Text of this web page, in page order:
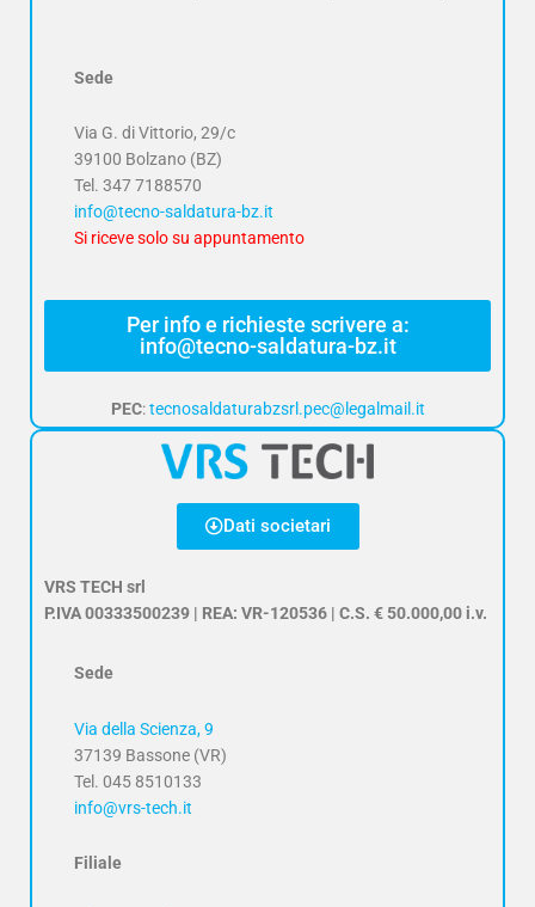
Sede
Via G. di Vittorio, 29/c
39100 Bolzano (BZ)
Tel. 347 7188570
info@tecno-saldatura-bz.it
Si riceve solo su appuntamento
Per info e richieste scrivere a:
info@tecno-saldatura-bz.it
PEC:tecnosaldaturabzsrl.pec@legalmail.it
Dati societari
VRS TECH srl
P.IVA 00333500239 | REA: VR-120536 | C.S. € 50.000,00 i.v.
Sede
Via della Scienza, 9
37139 Bassone (VR)
Tel. 045 8510133
info@vrs-tech.it
Filiale